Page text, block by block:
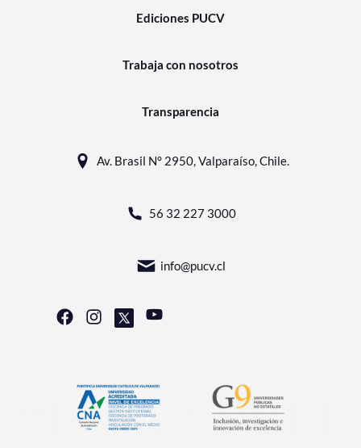
Ediciones PUCV
Trabaja con nosotros
Transparencia
Av. Brasil N° 2950, Valparaíso, Chile.
56 32 227 3000
info@pucv.cl